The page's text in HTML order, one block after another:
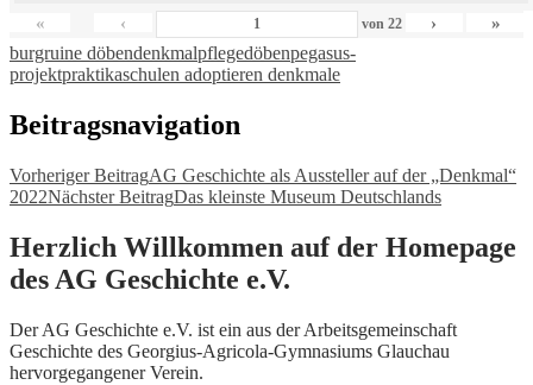
« ‹ von 22 › »
burgruine döbendenkmalpflegedöbenpegasus-
projektpraktikaschulen adoptieren denkmale
Beitragsnavigation
Vorheriger BeitragAG Geschichte als Aussteller auf der „Denkmal“
2022Nächster BeitragDas kleinste Museum Deutschlands
Herzlich Willkommen auf der Homepage
des AG Geschichte e.V.
Der AG Geschichte e.V. ist ein aus der Arbeitsgemeinschaft
Geschichte des Georgius-Agricola-Gymnasiums Glauchau
hervorgegangener Verein.